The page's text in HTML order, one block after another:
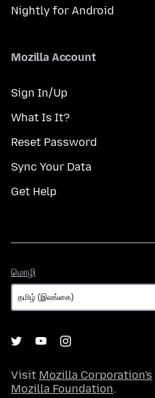
Nightly for Android
Mozilla Account
Sign In/Up
What Is It?
Reset Password
Sync Your Data
Get Help
மொழி
Visit Mozilla Corporation's
Mozilla Foundation.